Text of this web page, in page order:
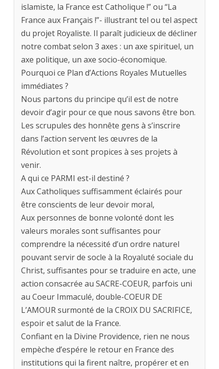
islamiste, la France est Catholique !” ou “La
France aux Français !”- illustrant tel ou tel aspect
du projet Royaliste. Il paraît judicieux de décliner
notre combat selon 3 axes : un axe spirituel, un
axe politique, un axe socio-économique.
Pourquoi ce Plan d’Actions Royales Mutuelles
immédiates ?
Nous partons du principe qu’il est de notre
devoir d’agir pour ce que nous savons être bon.
Les scrupules des honnête gens à s’inscrire
dans l’action servent les œuvres de la
Révolution et sont propices à ses projets à
venir.
A qui ce PARMI est-il destiné ?
Aux Catholiques suffisamment éclairés pour
être conscients de leur devoir moral,
Aux personnes de bonne volonté dont les
valeurs morales sont suffisantes pour
comprendre la nécessité d’un ordre naturel
pouvant servir de socle à la Royaluté sociale du
Christ, suffisantes pour se traduire en acte, une
action consacrée au SACRE-COEUR, parfois uni
au Coeur Immaculé, double-COEUR DE
L’AMOUR surmonté de la CROIX DU SACRIFICE,
espoir et salut de la France.
Confiant en la Divine Providence, rien ne nous
empèche d’espére le retour en France des
institutions qui la firent naître, propérer et en